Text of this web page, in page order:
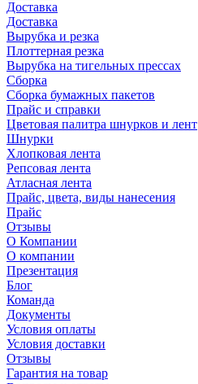
Доставка
Доставка
Вырубка и резка
Плоттерная резка
Вырубка на тигельных прессах
Сборка
Сборка бумажных пакетов
Прайс и справки
Цветовая палитра шнурков и лент
Шнурки
Хлопковая лента
Репсовая лента
Атласная лента
Прайс, цвета, виды нанесения
Прайс
Отзывы
О Компании
О компании
Презентация
Блог
Команда
Документы
Условия оплаты
Условия доставки
Отзывы
Гарантия на товар